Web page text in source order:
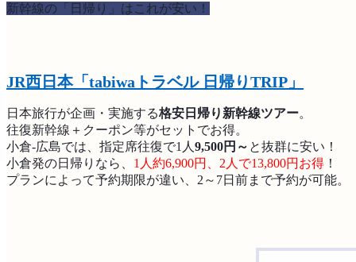
新幹線の「日帰り」はこれが安い！
JR西日本「tabiwaトラベル 日帰りTRIP」
日本旅行が企画・実施する格安日帰り新幹線ツアー。
往復新幹線＋クーポン等がセットでお得。
小倉-広島では、指定席往復で1人 9,500円～ と抜群に安い！
小倉発の日帰りなら、 1人約6,900円、2人で13,800円 お得 ！
プランによって予約期限が違い、2～7日前まで予約が可能。